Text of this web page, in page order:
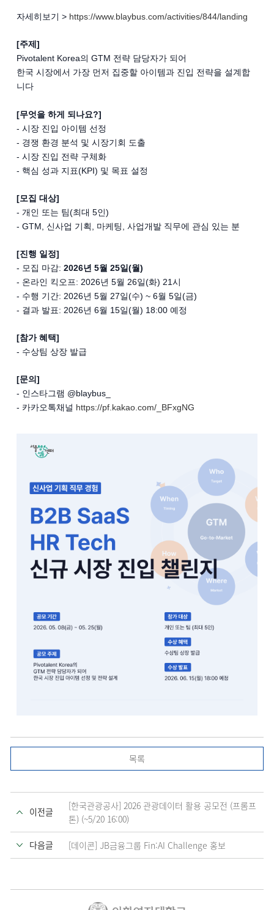
자세히보기 > https://www.blaybus.com/activities/844/landing
[주제]
Pivotalent Korea의 GTM 전략 담당자가 되어
한국 시장에서 가장 먼저 집중할 아이템과 진입 전략을 설계합
니다
[무엇을 하게 되나요?]
- 시장 진입 아이템 선정
- 경쟁 환경 분석 및 시장기회 도출
- 시장 진입 전략 구체화
- 핵심 성과 지표(KPI) 및 목표 설정
[모집 대상]
- 개인 또는 팀(최대 5인)
- GTM, 신사업 기획, 마케팅, 사업개발 직무에 관심 있는 분
[진행 일정]
- 모집 마감: 2026년 5월 25일(월)
- 온라인 킥오프: 2026년 5월 26일(화) 21시
- 수행 기간: 2026년 5월 27일(수) ~ 6월 5일(금)
- 결과 발표: 2026년 6월 15일(월) 18:00 예정
[참가 혜택]
- 수상팀 상장 발급
[문의]
- 인스타그램 @blaybus_
- 카카오톡채널 https://pf.kakao.com/_BFxgNG
목록
이전글
[한국관광공사] 2026 관광데이터 활용 공모전 (프롬프
톤) (~5/20 16:00)
다음글 [데이콘] JB금융그룹 Fin:AI Challenge 홍보